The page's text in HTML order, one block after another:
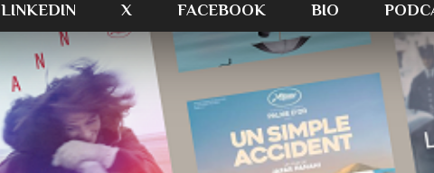
LINKEDIN X FACEBOOK BIO